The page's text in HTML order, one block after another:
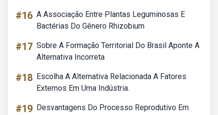
#16 A Associação Entre Plantas Leguminosas E
Bactérias Do Gênero Rhizobium
#17 Sobre A Formação Territorial Do Brasil Aponte A
Alternativa Incorreta
#18 Escolha A Alternativa Relacionada A Fatores
Externos Em Uma Indústria.
#19 Desvantagens Do Processo Reprodutivo Em